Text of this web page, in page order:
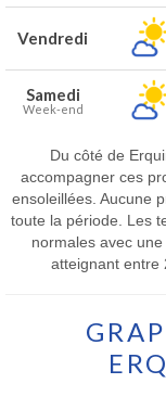
Vendredi
Samedi
Week-end
Du côté de
accompagner ces
ensoleillées. Aucune
toute la période. Les
normales avec
atteignant entre